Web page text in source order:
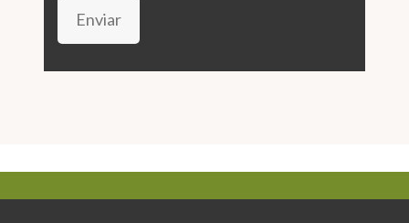
Enviar